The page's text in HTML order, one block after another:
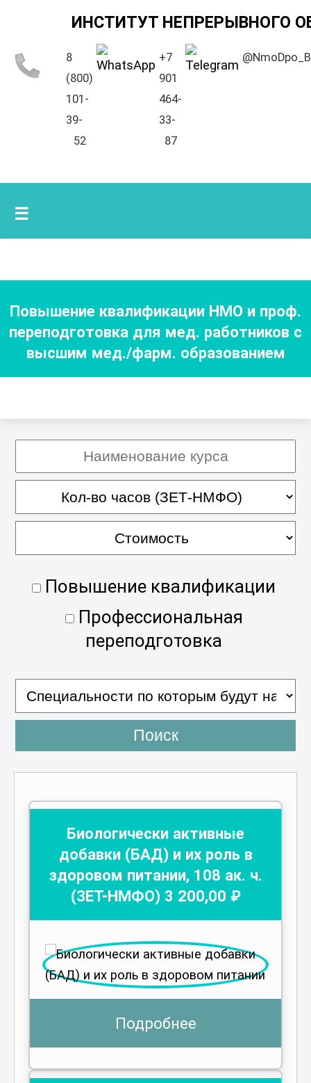
ИНСТИТУТ НЕПРЕРЫВНОГО
8
(800)
101-
39-
52
+7
901
464-
33-
87
☰
Повышение квалификации НМО и проф.
переподготовка для мед. работников с
высшим мед./фарм. образованием
Повышение квалификации
Профессиональная
переподготовка
Поиск
Биологически активные
добавки (БАД) и их роль в
здоровом питании, 108 ак. ч.
(ЗЕТ-НМФО) 3 200,00 ₽
Подробнее